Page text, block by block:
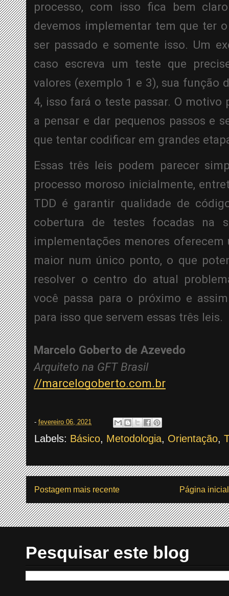
processo, com isso fica bem
devemos implementar tem que ter
ser passado e somente isso. Um
caso escreva um teste que
valores (exemplo 1 e 3), sua função
4, isso fará o teste passar. O
a pensar e dar pequenos passos e
que tentar codificar em grandes
Essas três leis podem parecer
processo moroso inicialmente,
TDD é garantir qualidade de
cobertura de testes focadas na
implementações menores
maior num único ponto, o que
resolver o centro do atual
você passa para o próximo e
para isso que servem essas três leis.
Marcelo Goberto de Azevedo
Arquiteto na GFT Brasil
//marcelogoberto.com.br
- fevereiro 06, 2021
Labels: Básico, Metodologia, Orientação,
Postagem mais recente Página inicial
Pesquisar este blog